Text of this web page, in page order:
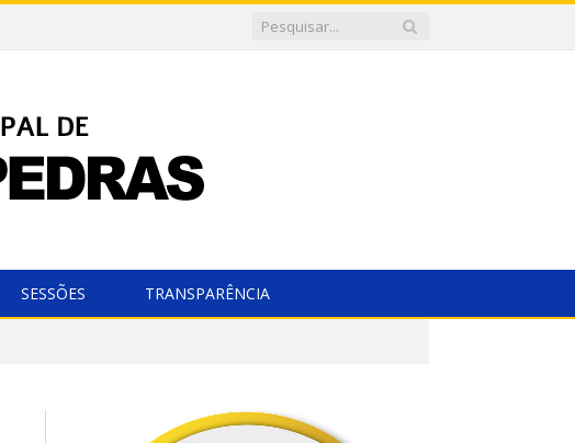
SESSÕES TRANSPARÊNCIA